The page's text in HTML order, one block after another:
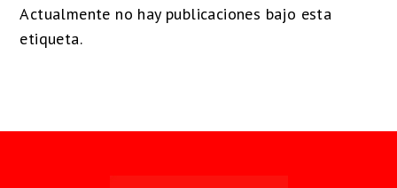
Actualmente no hay publicaciones bajo esta
etiqueta.